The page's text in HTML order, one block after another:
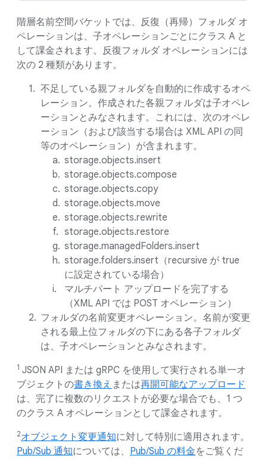
階層名前空間バケットでは、反復（再帰）フォルダ オ
ペレーションは、子オペレーションごとにクラス A と
して課金されます。反復フォルダ オペレーションには
次の 2 種類があります。
不足している親フォルダを自動的に作成するオペ
レーション。作成された各親フォルダは子オペレ
ーションとみなされます。これには、次のオペレ
ーション（および該当する場合は XML API の同
等のオペレーション）が含まれます。
storage.objects.insert
storage.objects.compose
storage.objects.copy
storage.objects.move
storage.objects.rewrite
storage.objects.restore
storage.managedFolders.insert
storage.folders.insert（recursive が true
に設定されている場合）
マルチパート アップロードを完了する
（XML API では POST オペレーション）
フォルダの名前変更オペレーション。名前が変更
される最上位フォルダの下にある各子フォルダ
は、子オペレーションとみなされます。
1 JSON API または gRPC を使用して実行される単一オ
ブジェクトの書き換え または再開可能なアップロード
は、完了に複数のリクエストが必要な場合でも、1 つ
のクラス A オペレーションとして課金されます。
2オブジェクト変更通知に対して特別に適用されます。
Pub/Sub 通知については、 Pub/Sub の料金をご覧くだ